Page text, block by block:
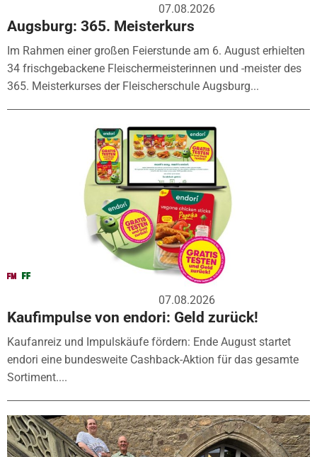
07.08.2026
Augsburg: 365. Meisterkurs
Im Rahmen einer großen Feierstunde am 6. August erhielten
34 frischgebackene Fleischermeisterinnen und -meister des
365. Meisterkurses der Fleischerschule Augsburg...
07.08.2026
Kaufimpulse von endori: Geld zurück!
Kaufanreiz und Impulskäufe fördern: Ende August startet
endori eine bundesweite Cashback-Aktion für das gesamte
Sortiment....